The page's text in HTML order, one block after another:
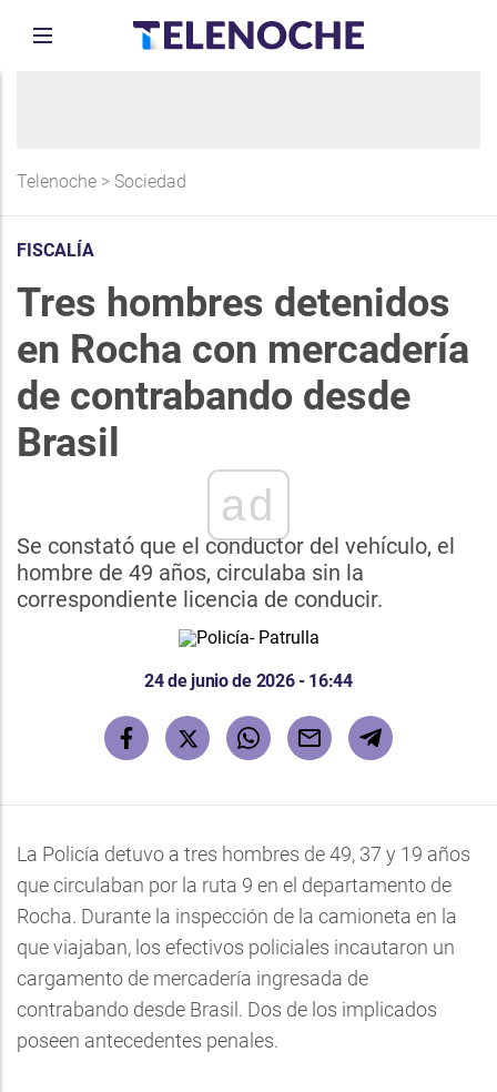
Telenoche > Sociedad
FISCALÍA
Tres hombres detenidos
en Rocha con mercadería
de contrabando desde
Brasil
ad
Se constató que el conductor del vehículo, el
hombre de 49 años, circulaba sin la
correspondiente licencia de conducir.
24 de junio de 2026 - 16:44
La Policía detuvo a tres hombres de 49, 37 y 19 años
que circulaban por la ruta 9 en el departamento de
Rocha. Durante la inspección de la camioneta en la
que viajaban, los efectivos policiales incautaron un
cargamento de mercadería ingresada de
contrabando desde Brasil. Dos de los implicados
poseen antecedentes penales.